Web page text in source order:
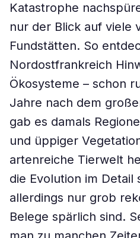
Katastrophe
nur der Blick auf viele
Fundstätten. So
Nordostfrankreich
Ökosysteme – schon
Jahre nach dem
gab es damals
und üppiger
artenreiche Tierwelt
die Evolution im Detail
allerdings nur grob
Belege spärlich sind.